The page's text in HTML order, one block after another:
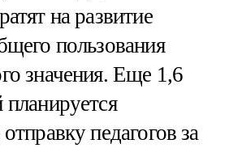
на развитие
пользования
значения. Еще 1,6
педагогов за